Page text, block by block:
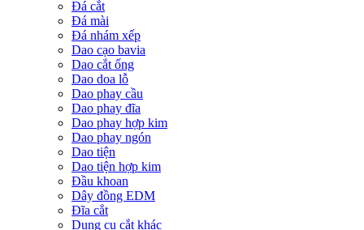
Đá cắt
Đá mài
Đá nhám xếp
Dao cạo bavia
Dao cắt ống
Dao doa lỗ
Dao phay cầu
Dao phay đĩa
Dao phay hợp kim
Dao phay ngón
Dao tiện
Dao tiện hợp kim
Đầu khoan
Dây đồng EDM
Đĩa cắt
Dụng cụ cắt khác